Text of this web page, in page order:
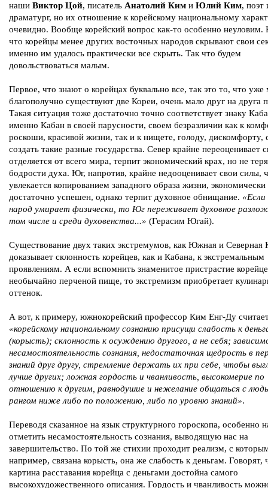
наши Виктор Цой, писатель Анатолий Ким и Юлий Ким, поэт
драматург, но их отношение к корейскому национальному
очевидно. Вообще корейский вопрос как-то особенно неуловим.
что корейцы менее других восточных народов скрывают свои
именно им удалось практически все скрыть. Так что будем
довольствоваться малым.
Первое, что знают о корейцах буквально все, так это то, что уже
благополучно существуют две Кореи, очень мало друг на друга
Такая ситуация тоже достаточно точно соответствует знаку
именно Кабан в своей парусности, своем безразличии как к
роскоши, красивой жизни, так и к нищете, голоду, дискомфорту,
создать такие разные государства. Север крайне переоценивает
отделяется от всего мира, терпит экономический крах, но не
бодрости духа. Юг, напротив, крайне недооценивает свои силы,
увлекается копированием западного образа жизни, экономически
достаточно успешен, однако терпит духовное обнищание. «Если
народ умирает физически, то Юг переживает духовное
том числе и среди духовенства...» (Герасим Югай).
Существование двух таких экстремумов, как Южная и Северная
доказывает склонность корейцев, как и Кабана, к экстремальным
проявлениям. А если вспомнить знаменитое пристрастие
необычайно перченой пище, то экстремизм приобретает
оттенок.
А вот, к примеру, южнокорейский профессор Ким Енг-Ду
«корейскому национальному сознанию присущи слабость к
(корысть); склонность к осуждению другого, а не себя;
несамостоятельность сознания, недостаточная щедрость в
знаний друг другу, стремление держать их при себе, чтобы
лучше других; ложная гордость и чванливость, высокомерие по
отношению к другим, равнодушие и нежелание общаться с
рангом ниже либо по положению, либо по уровню знаний».
Переводя сказанное на язык структурного гороскопа, особенно
отметить несамостоятельность сознания, выводящую нас на
завершительство. По той же стихии проходит реализм, с
например, связана корысть, она же слабость к деньгам. Говорят,
картина расставания корейца с деньгами достойна самого
высокохудожественного описания. Гордость и чванливость